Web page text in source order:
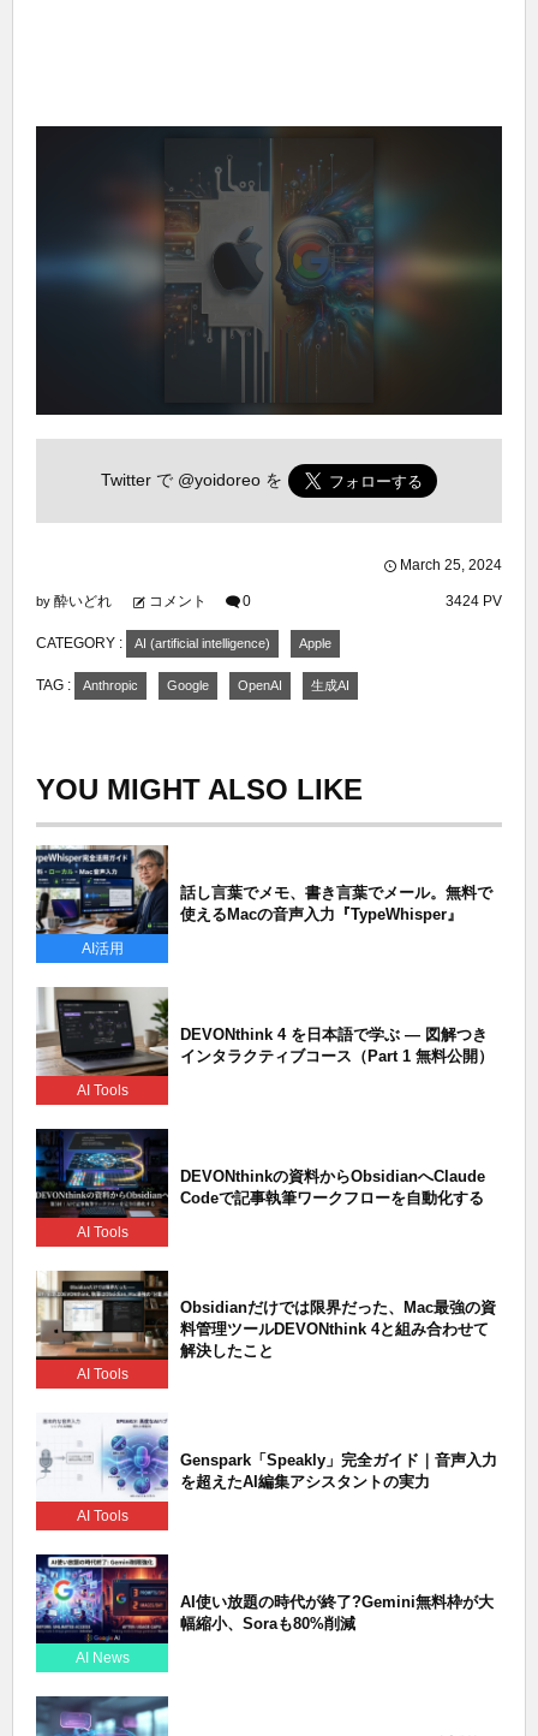
Twitter で @yoidoreo を
March 25, 2024
by 酔いどれ コメント 0 3424 PV
CATEGORY : AI (artificial intelligence) Apple
TAG : Anthropic Google OpenAI 生成AI
YOU MIGHT ALSO LIKE
AI活用
話し言葉でメモ、書き言葉でメール。無料で
使えるMacの音声入力『TypeWhisper』
AI Tools
DEVONthink 4 を日本語で学ぶ — 図解つき
インタラクティブコース（Part 1 無料公開）
AI Tools
DEVONthinkの資料からObsidianへClaude
Codeで記事執筆ワークフローを自動化する
AI Tools
Obsidianだけでは限界だった、Mac最強の資
料管理ツールDEVONthink 4と組み合わせて
解決したこと
AI Tools
Genspark「Speakly」完全ガイド｜音声入力
を超えたAI編集アシスタントの実力
AI News
AI使い放題の時代が終了?Gemini無料枠が大
幅縮小、Soraも80%削減